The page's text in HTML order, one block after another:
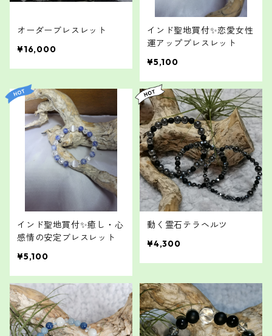
オーダーブレスレット
¥16,000
インド聖地買付✨恋愛女性
運アップブレスレット
¥5,100
インド聖地買付✨癒し・心
感情の安定ブレスレット
¥5,100
動く霊石テラヘルツ
¥4,300